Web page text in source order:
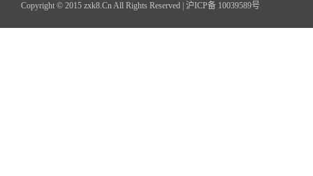
Copyright © 2015 zxk8.Cn All Rights Reserved | 沪ICP备 10039589号